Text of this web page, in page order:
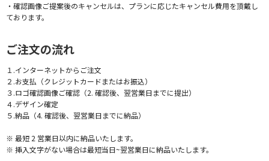
・確認画像ご提案後のキャンセルは、プランに応じたキャンセル費用を頂戴し
ております。
ご注文の流れ
１.インターネットからご注文
２.お支払（クレジットカードまたはお振込）
３.ロゴ確認画像ご確認（2. 確認後、翌営業日までに提出）
４.デザイン確定
５.納品（4. 確認後、翌営業日までに納品）
※ 最短 2 営業日以内に納品いたします。
※ 挿入文字がない場合は最短当日~翌営業日に納品いたします。